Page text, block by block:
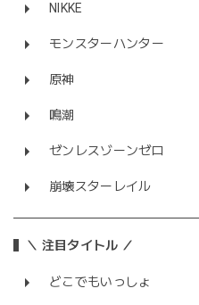
NIKKE
モンスターハンター
原神
鳴潮
ゼンレスゾーンゼロ
崩壊スターレイル
＼ 注目タイトル ／
どこでもいっしょ